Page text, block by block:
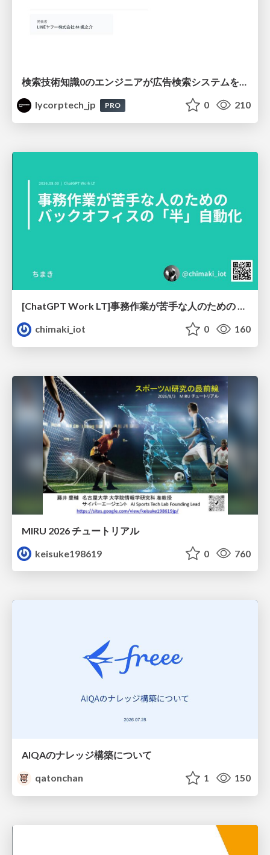
lycorptech_jp
PRO 0 210
[ChatGPT Work LT]事務作業が苦手な人のための バックオフィスの「半」自動化
chimaki_iot
0 160
MIRU 2026 チュートリアル
keisuke198619
0 760
AIQAのナレッジ構築について
qatonchan
1 150